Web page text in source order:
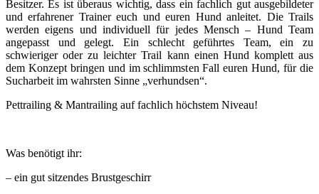
Besitzer. Es ist überaus wichtig, dass ein fachlich gut ausgebildeter
und erfahrener Trainer euch und euren Hund anleitet. Die Trails
werden eigens und individuell für jedes Mensch – Hund Team
angepasst und gelegt. Ein schlecht geführtes Team, ein zu
schwieriger oder zu leichter Trail kann einen Hund komplett aus
dem Konzept bringen und im schlimmsten Fall euren Hund, für die
Sucharbeit im wahrsten Sinne „verhundsen“.
Pettrailing & Mantrailing auf fachlich höchstem Niveau!
Was benötigt ihr:
– ein gut sitzendes Brustgeschirr